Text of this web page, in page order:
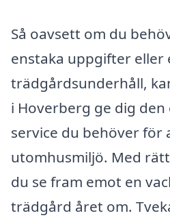
Så oavsett om du
enstaka uppgifter
trädgårdsunderhåll,
i Hoverberg ge dig
service du behöver för
utomhusmiljö. Med
du se fram emot en
trädgård året om.